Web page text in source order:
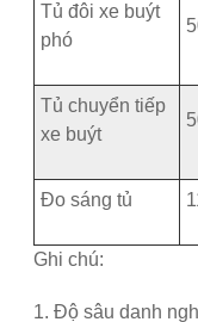
Tủ đôi xe buýt
phó
Tủ chuyển tiếp
xe buýt
Đo sáng tủ
Ghi chú:
1. Độ sâu danh